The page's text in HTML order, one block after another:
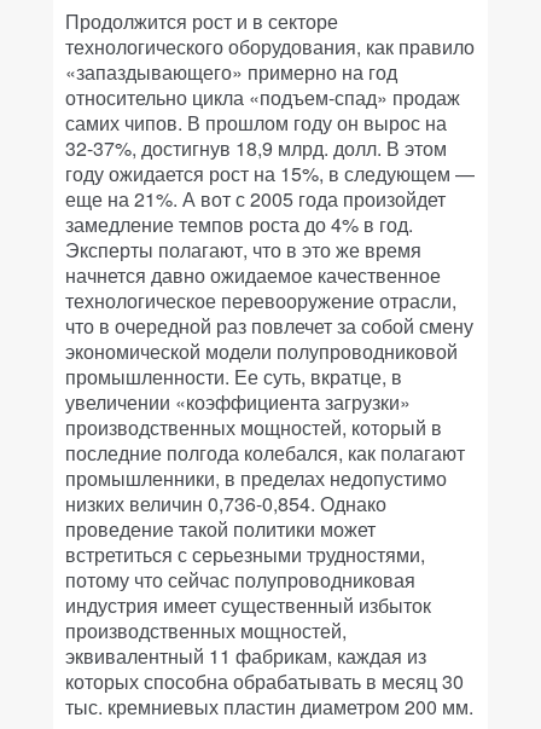
Продолжится рост и в секторе
технологического оборудования, как правило
«запаздывающего» примерно на год
относительно цикла «подъем-спад» продаж
самих чипов. В прошлом году он вырос на
32-37%, достигнув 18,9 млрд. долл. В этом
году ожидается рост на 15%, в следующем —
еще на 21%. А вот с 2005 года произойдет
замедление темпов роста до 4% в год.
Эксперты полагают, что в это же время
начнется давно ожидаемое качественное
технологическое перевооружение отрасли,
что в очередной раз повлечет за собой смену
экономической модели полупроводниковой
промышленности. Ее суть, вкратце, в
увеличении «коэффициента загрузки»
производственных мощностей, который в
последние полгода колебался, как полагают
промышленники, в пределах недопустимо
низких величин 0,736-0,854. Однако
проведение такой политики может
встретиться с серьезными трудностями,
потому что сейчас полупроводниковая
индустрия имеет существенный избыток
производственных мощностей,
эквивалентный 11 фабрикам, каждая из
которых способна обрабатывать в месяц 30
тыс. кремниевых пластин диаметром 200 мм.